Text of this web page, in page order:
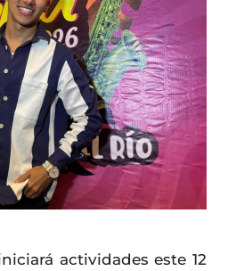
actividades este 12